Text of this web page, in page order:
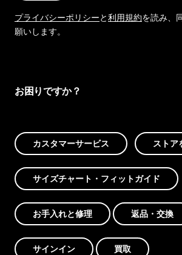
プライバシーポリシーと利用規約を読み、
願いします。
お困りですか？
カスタマーサービス ストア
サイズチャート・フィットガイド
お手入れと修理 返品・交換
サインイン 買取